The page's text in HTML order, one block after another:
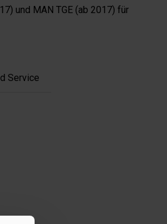
und MAN TGE (ab 2017) für
Service